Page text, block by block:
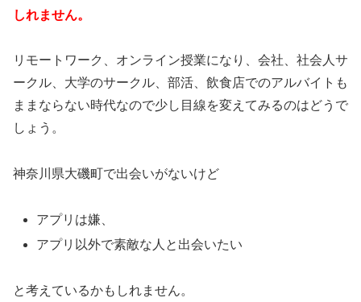
しれません。
リモートワーク、オンライン授業になり、会社、社会人サ
ークル、大学のサークル、部活、飲食店でのアルバイトも
ままならない時代なので少し目線を変えてみるのはどうで
しょう。
神奈川県大磯町で出会いがないけど
アプリは嫌、
アプリ以外で素敵な人と出会いたい
と考えているかもしれません。